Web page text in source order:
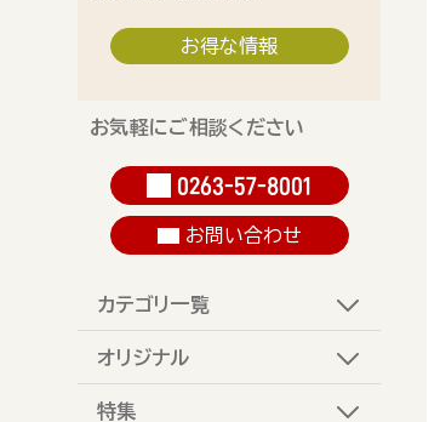
お得な情報
お気軽にご相談ください
0263-57-8001
お問い合わせ
カテゴリ一覧
オリジナル
特集